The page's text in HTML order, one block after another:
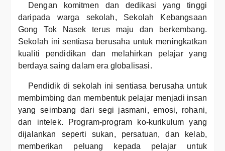
Dengan komitmen dan dedikasi yang tinggi
daripada warga sekolah, Sekolah Kebangsaan
Gong Tok Nasek terus maju dan berkembang.
Sekolah ini sentiasa berusaha untuk meningkatkan
kualiti pendidikan dan melahirkan pelajar yang
berdaya saing dalam era globalisasi.
Pendidik di sekolah ini sentiasa berusaha untuk
membimbing dan membentuk pelajar menjadi insan
yang seimbang dari segi jasmani, emosi, rohani,
dan intelek. Program-program ko-kurikulum yang
dijalankan seperti sukan, persatuan, dan kelab,
memberikan peluang kepada pelajar untuk